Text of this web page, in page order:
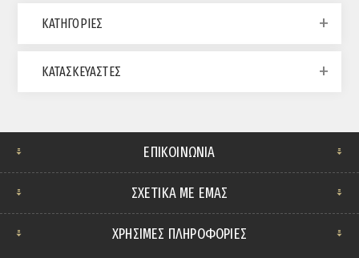
ΚΑΤΗΓΟΡΊΕΣ
ΚΑΤΑΣΚΕΥΑΣΤΈΣ
ΕΠΙΚΟΙΝΩΝΊΑ
ΣΧΕΤΙΚΆ ΜΕ ΕΜΆΣ
ΧΡΗΣΙΜΕΣ ΠΛΗΡΟΦΟΡΙΕΣ